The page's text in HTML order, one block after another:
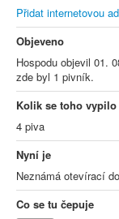
Přidat internetovou
Objeveno
Hospodu objevil 01.
zde byl 1 pivník.
Kolik se toho vypilo
4 piva
Nyní je
Neznámá otevírací
Co se tu čepuje